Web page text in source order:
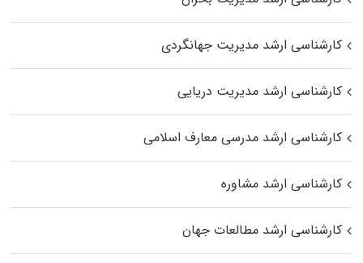
کارشناسی ارشد مدیریت جهانگردی
کارشناسی ارشد مدیریت دریایی
کارشناسی ارشد مدرسی معارف اسلامی
کارشناسی ارشد مشاوره
کارشناسی ارشد مطالعات جهان